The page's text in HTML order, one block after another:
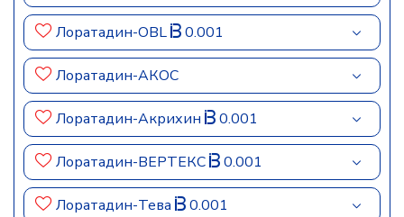
Лоратадин-OBL 0.001
Лоратадин-АКОС
Лоратадин-Акрихин 0.001
Лоратадин-ВЕРТЕКС 0.001
Лоратадин-Тева 0.001